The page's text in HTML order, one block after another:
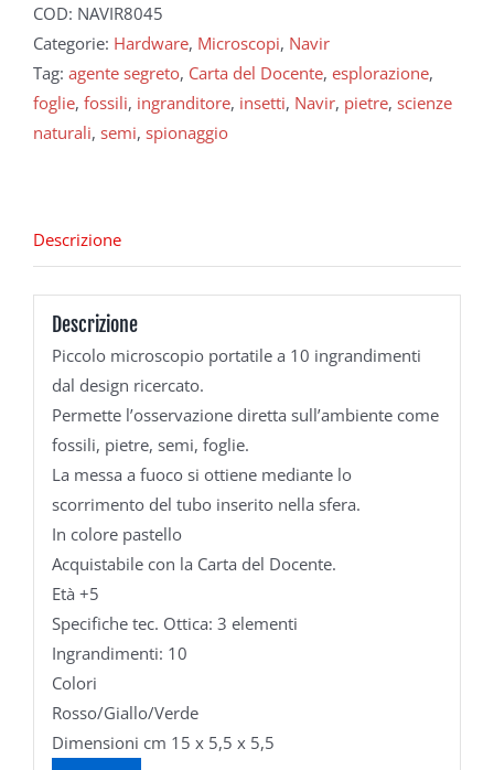
COD: NAVIR8045
Categorie: Hardware, Microscopi, Navir
Tag: agente segreto, Carta del Docente, esplorazione,
foglie, fossili, ingranditore, insetti, Navir, pietre, scienze
naturali, semi, spionaggio
Descrizione
Descrizione
Piccolo microscopio portatile a 10 ingrandimenti
dal design ricercato.
Permette l’osservazione diretta sull’ambiente come
fossili, pietre, semi, foglie.
La messa a fuoco si ottiene mediante lo
scorrimento del tubo inserito nella sfera.
In colore pastello
Acquistabile con la Carta del Docente.
Età +5
Specifiche tec. Ottica: 3 elementi
Ingrandimenti: 10
Colori
Rosso/Giallo/Verde
Dimensioni cm 15 x 5,5 x 5,5